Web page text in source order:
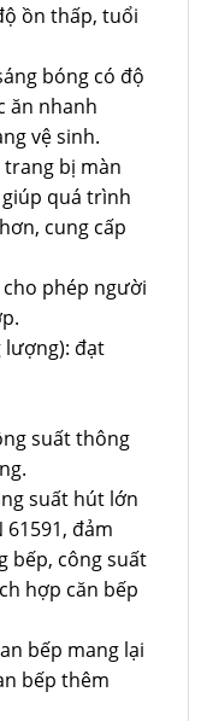
ồn thấp, tuổi
bóng có độ
ăn nhanh
vệ sinh.
bị màn
quá trình
cung cấp
phép người
lượng): đạt
suất thông
suất hút lớn
61591, đảm
bếp, công suất
hợp căn bếp
bếp mang lại
bếp thêm